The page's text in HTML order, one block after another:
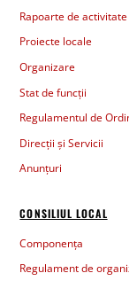
Rapoarte de activitate
Proiecte locale
Organizare
Stat de funcții
Regulamentul de
Direcții și Servicii
Anunțuri
CONSILIUL LOCAL
Componența
Regulament de